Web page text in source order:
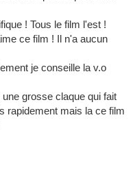
! Tous le film l'est !
ce film ! Il n'a aucun
je conseille la v.o
grosse claque qui fait
rapidement mais la ce film